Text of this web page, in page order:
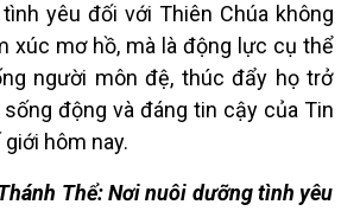
yêu đối với Thiên Chúa không
xúc mơ hồ, mà là động lực cụ thể
người môn đệ, thúc đẩy họ trở
động và đáng tin cậy của Tin
hôm nay.
Thể: Nơi nuôi dưỡng tình yêu